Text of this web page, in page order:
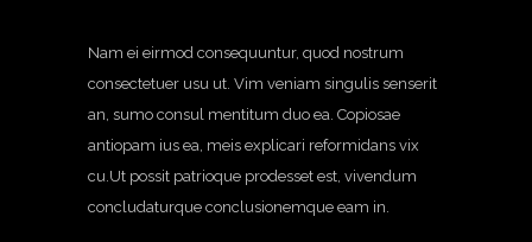
Nam ei eirmod consequuntur, quod nostrum
consectetuer usu ut. Vim veniam singulis senserit
an, sumo consul mentitum duo ea. Copiosae
antiopam ius ea, meis explicari reformidans vix
cu.Ut possit patrioque prodesset est, vivendum
concludaturque conclusionemque eam in.